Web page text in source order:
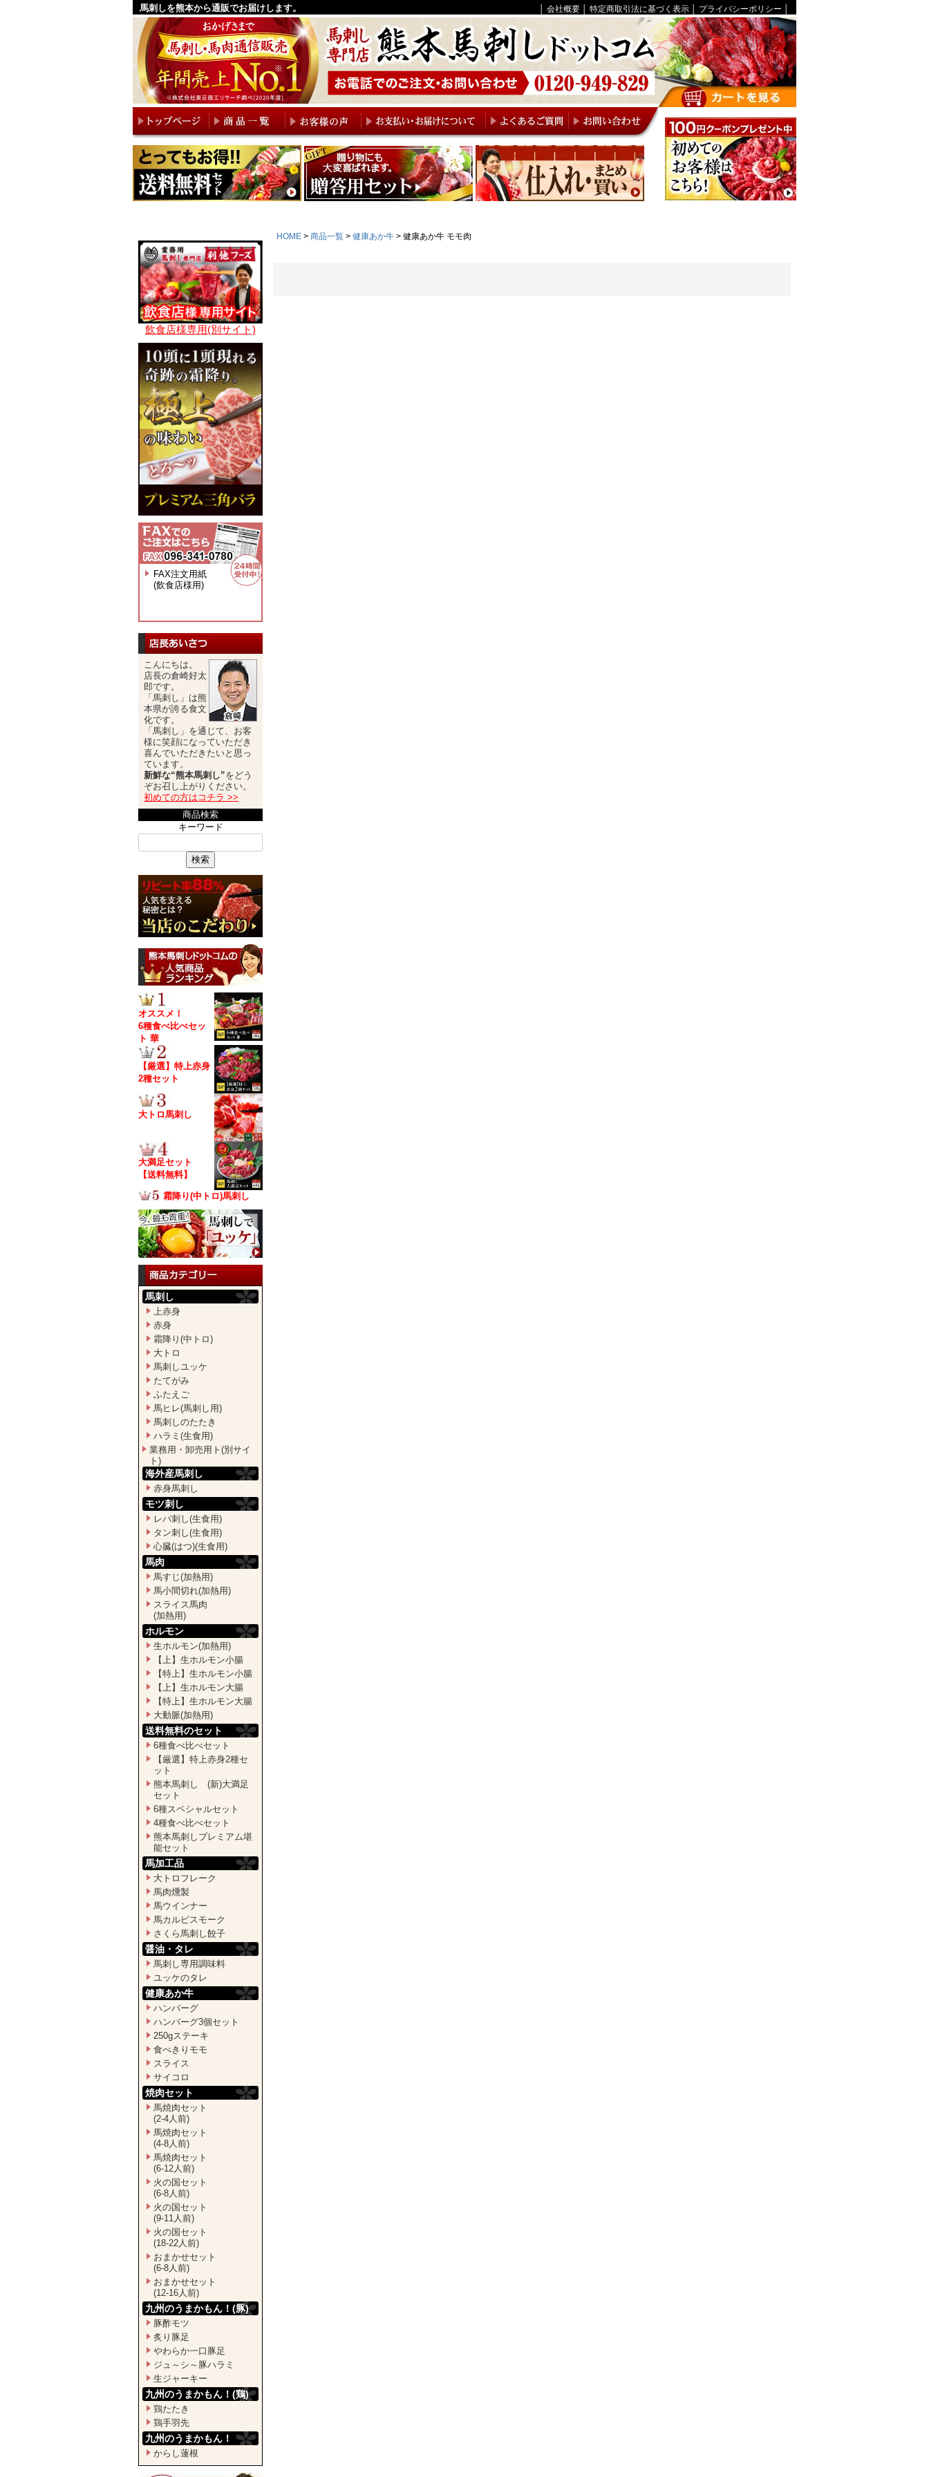
馬刺しを熊本から通販でお届けします。 会社概要 特定商取引法に基づく表示 プライバシーポリシー
飲食店様専用(別サイト)
FAX注文用紙
(飲食店様用)
こんにちは。
店長の倉崎好太
郎です。
「馬刺し」は熊
本県が誇る食文
化です。
「馬刺し」を通じて、お客
様に笑顔になっていただき
喜んでいただきたいと思っ
ています。
新鮮な“熊本馬刺し”をどう
ぞお召し上がりください。
初めての方はコチラ >>
商品検索
キーワード
検索
オススメ！
6種食べ比べセッ
ト 華
【厳選】特上赤身
2種セット
大トロ馬刺し
大満足セット
【送料無料】
霜降り(中トロ)馬刺し
馬刺し
上赤身
赤身
霜降り(中トロ)
大トロ
馬刺しユッケ
たてがみ
ふたえご
馬ヒレ(馬刺し用)
馬刺しのたたき
ハラミ(生食用)
業務用・卸売用ト(別サイ
ト)
海外産馬刺し
赤身馬刺し
モツ刺し
レバ刺し(生食用)
タン刺し(生食用)
心臓(はつ)(生食用)
馬肉
馬すじ(加熱用)
馬小間切れ(加熱用)
スライス馬肉
(加熱用)
ホルモン
生ホルモン(加熱用)
【上】生ホルモン小腸
【特上】生ホルモン小腸
【上】生ホルモン大腸
【特上】生ホルモン大腸
大動脈(加熱用)
送料無料のセット
6種食べ比べセット
【厳選】特上赤身2種セ
ット
熊本馬刺し (新)大満足
セット
6種スペシャルセット
4種食べ比べセット
熊本馬刺しプレミアム堪
能セット
馬加工品
大トロフレーク
馬肉燻製
馬ウインナー
馬カルピスモーク
さくら馬刺し餃子
醤油・タレ
馬刺し専用調味料
ユッケのタレ
健康あか牛
ハンバーグ
ハンバーグ3個セット
250gステーキ
食べきりモモ
スライス
サイコロ
焼肉セット
馬焼肉セット
(2-4人前)
馬焼肉セット
(4-8人前)
馬焼肉セット
(6-12人前)
火の国セット
(6-8人前)
火の国セット
(9-11人前)
火の国セット
(18-22人前)
おまかせセット
(6-8人前)
おまかせセット
(12-16人前)
九州のうまかもん！(豚)
豚酢モツ
炙り豚足
やわらか一口豚足
ジュ～シ～豚ハラミ
生ジャーキー
九州のうまかもん！(鶏)
鶏たたき
鶏手羽先
九州のうまかもん！
からし蓮根
HOME 商品一覧 健康あか牛 健康あか牛 モモ肉